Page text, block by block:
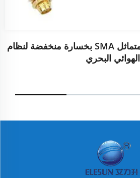
RG8X 50ohm كابل متماثل SMA بخسارة منخفضة لنظام
الهوائي البحري